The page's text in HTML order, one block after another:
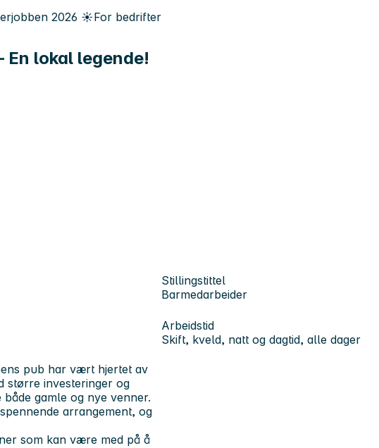
2026 ☀️For bedrifter
En lokal legende!
Stillingstittel
Barmedarbeider
Arbeidstid
Skift, kveld, natt og dagtid, alle dager
pub har vært hjertet av
større investeringer og
gamle og nye venner.
arrangement, og
som kan være med på å